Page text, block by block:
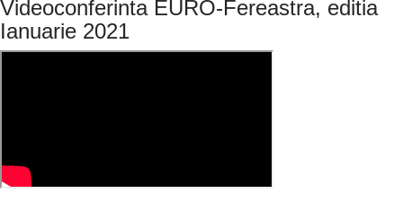
Videoconferinta EURO-Fereastra, editia
Ianuarie 2021